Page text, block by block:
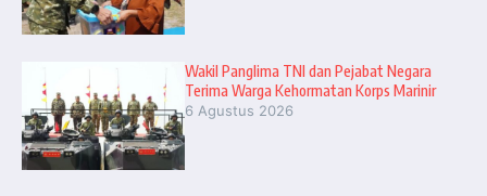
Wakil Panglima TNI dan Pejabat Negara
Terima Warga Kehormatan Korps Marinir
6 Agustus 2026